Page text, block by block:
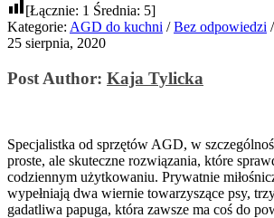
[Łącznie: 1 Średnia: 5]
Kategorie: AGD do kuchni / Bez odpowiedzi /
25 sierpnia, 2020
Post Author: Kaja Tylicka
Specjalistka od sprzętów AGD, w
proste, ale skuteczne rozwiązania, które
codziennym użytkowaniu. Prywatnie
wypełniają dwa wiernie towarzyszące psy,
gadatliwa papuga, która zawsze ma coś do